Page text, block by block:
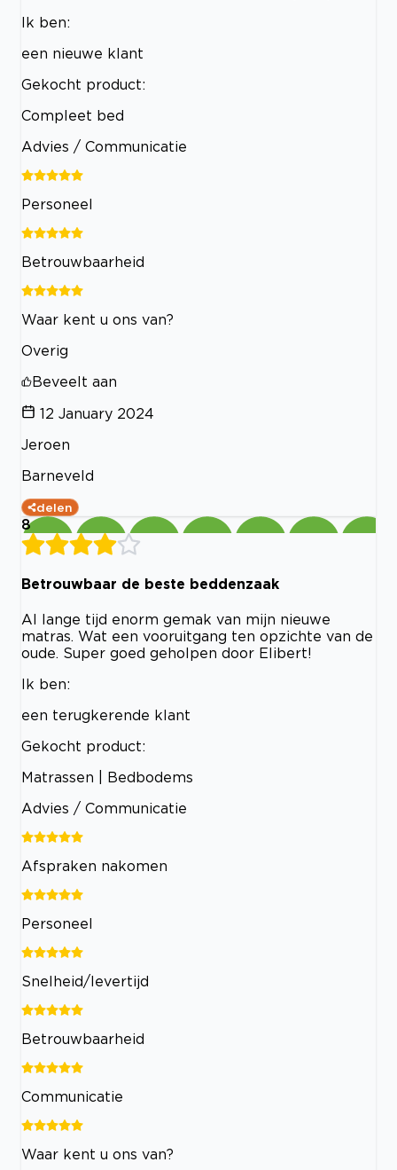
Ik ben:
een nieuwe klant
Gekocht product:
Compleet bed
Advies / Communicatie
Personeel
Betrouwbaarheid
Waar kent u ons van?
Overig
Beveelt aan
12 January 2024
Jeroen
Barneveld
delen
8
Betrouwbaar de beste beddenzaak
Al lange tijd enorm gemak van mijn nieuwe
matras. Wat een vooruitgang ten opzichte van de
oude. Super goed geholpen door Elibert!
Ik ben:
een terugkerende klant
Gekocht product:
Matrassen | Bedbodems
Advies / Communicatie
Afspraken nakomen
Personeel
Snelheid/levertijd
Betrouwbaarheid
Communicatie
Waar kent u ons van?